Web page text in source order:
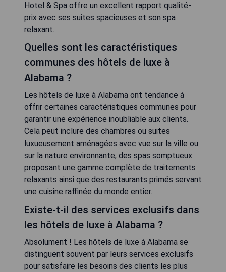
Hotel & Spa offre un excellent rapport qualité-
prix avec ses suites spacieuses et son spa
relaxant.
Quelles sont les caractéristiques
communes des hôtels de luxe à
Alabama ?
Les hôtels de luxe à Alabama ont tendance à
offrir certaines caractéristiques communes pour
garantir une expérience inoubliable aux clients.
Cela peut inclure des chambres ou suites
luxueusement aménagées avec vue sur la ville ou
sur la nature environnante, des spas somptueux
proposant une gamme complète de traitements
relaxants ainsi que des restaurants primés servant
une cuisine raffinée du monde entier.
Existe-t-il des services exclusifs dans
les hôtels de luxe à Alabama ?
Absolument ! Les hôtels de luxe à Alabama se
distinguent souvent par leurs services exclusifs
pour satisfaire les besoins des clients les plus